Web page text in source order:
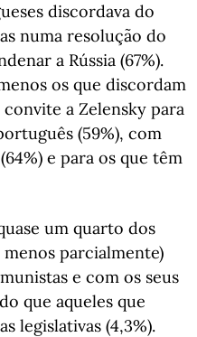
discordava do
numa resolução do
a Rússia (67%).
os que discordam
a Zelensky para
(59%), com
e para os que têm
um quarto dos
parcialmente)
e com os seus
que aqueles que
legislativas (4,3%).